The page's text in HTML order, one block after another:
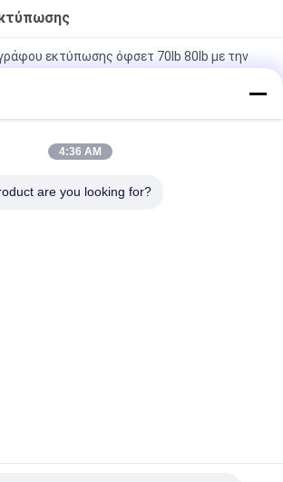
εκτύπωσης όφσετ 70lb 80lb με την
650/800mm και μηχανικό έγγραφο
δύναμης στο ρόλο
έγγραφο εκτύπωσης όφσετ
4:36 AM
are you looking for?